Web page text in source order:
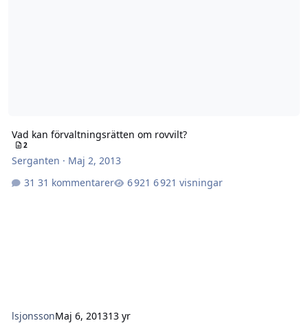
Vad kan förvaltningsrätten om rovvilt?
2
Serganten · Maj 2, 2013
31 kommentarer
6 921 visningar
lsjonssonMaj 6, 201313 yr